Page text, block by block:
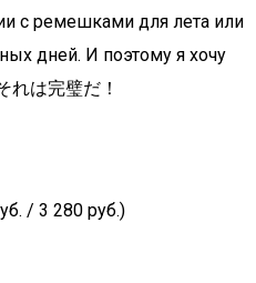
с ремешками для лета или
дней. И поэтому я хочу
れは完璧だ！
/ 3 280 руб.)